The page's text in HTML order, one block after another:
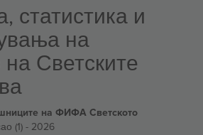
статистика и
на
Светските
на ФИФА Светското
(1) - 2026